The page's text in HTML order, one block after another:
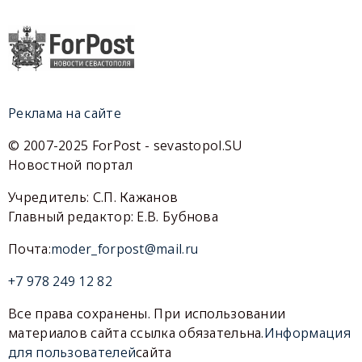
Реклама на сайте
© 2007-2025 ForPost - sevastopol.SU
Новостной портал
Учредитель: С.П. Кажанов
Главный редактор: Е.В. Бубнова
Почта:moder_forpost@mail.ru
+7 978 249 12 82
Все права сохранены. При использовании
материалов сайта ссылка обязательна.Информация
для пользователейсайта